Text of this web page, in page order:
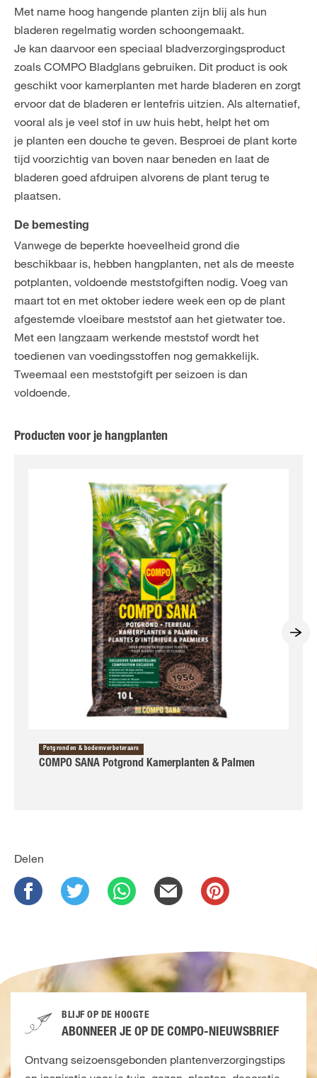
Met name hoog hangende planten zijn blij als hun
bladeren regelmatig worden schoongemaakt.
Je kan daarvoor een speciaal bladverzorgingsproduct
zoals COMPO Bladglans gebruiken. Dit product is ook
geschikt voor kamerplanten met harde bladeren en zorgt
ervoor dat de bladeren er lentefris uitzien. Als alternatief,
vooral als je veel stof in uw huis hebt, helpt het om
je planten een douche te geven. Besproei de plant korte
tijd voorzichtig van boven naar beneden en laat de
bladeren goed afdruipen alvorens de plant terug te
plaatsen.
De bemesting
Vanwege de beperkte hoeveelheid grond die
beschikbaar is, hebben hangplanten, net als de meeste
potplanten, voldoende meststofgiften nodig. Voeg van
maart tot en met oktober iedere week een op de plant
afgestemde vloeibare meststof aan het gietwater toe.
Met een langzaam werkende meststof wordt het
toedienen van voedingsstoffen nog gemakkelijk.
Tweemaal een meststofgift per seizoen is dan
voldoende.
Producten voor je hangplanten
Potgronden & bodemverbeteraars
COMPO SANA Potgrond Kamerplanten & Palmen
Delen
BLIJF OP DE HOOGTE
ABONNEER JE OP DE COMPO-NIEUWSBRIEF
Ontvang seizoensgebonden plantenverzorgingstips